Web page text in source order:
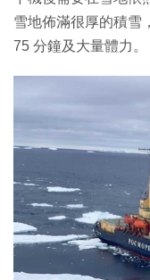
雪地佈滿很厚的積雪
75 分鐘及大量體力。